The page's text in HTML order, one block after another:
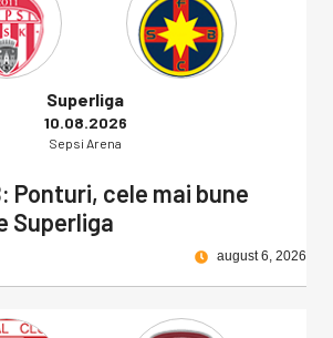
Superliga
10.08.2026
Sepsi Arena
Ponturi, cele mai bune
Superliga
august 6, 2026